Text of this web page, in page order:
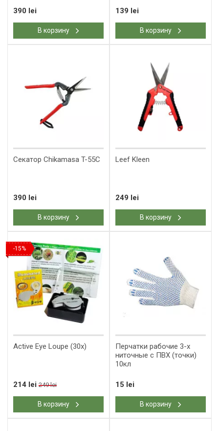
390 lei
В корзину
139 lei
В корзину
Секатор Chikamasa T-55C
390 lei
В корзину
​Leef Kleen
249 lei
В корзину
-15%
Active Eye Loupe (30x)
214 lei 249 lei
В корзину
Перчатки рабочие 3-х
ниточные с ПВХ (точки)
10кл
15 lei
В корзину